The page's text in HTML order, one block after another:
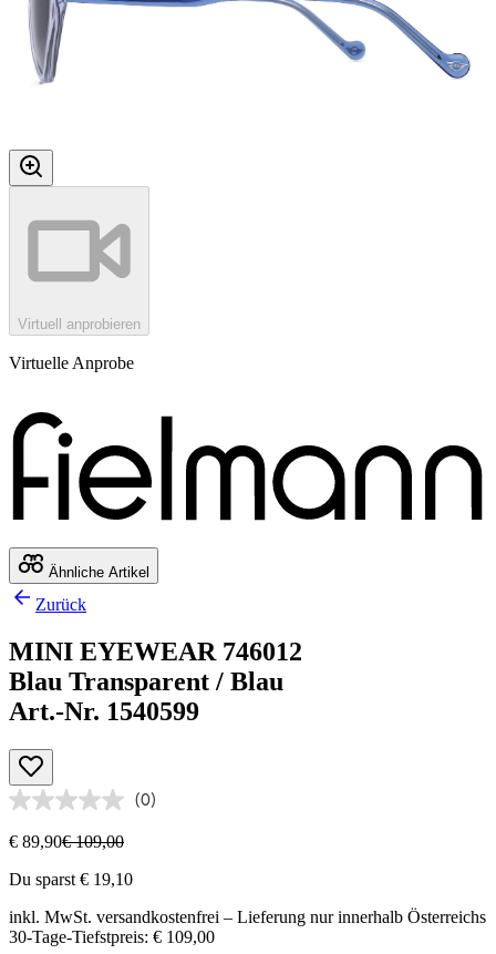
Virtuell anprobieren
Virtuelle Anprobe
Ähnliche Artikel
Zurück
MINI EYEWEAR 746012
Blau Transparent / Blau
Art.-Nr. 1540599
(0)
€ 89,90€ 109,00
Du sparst € 19,10
inkl. MwSt. versandkostenfrei – Lieferung nur innerhalb Österreichs
30-Tage-Tiefstpreis: € 109,00